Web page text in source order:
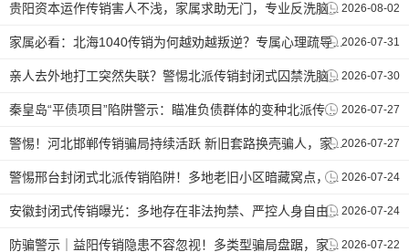
贵阳资本运作传销害人不浅，家属求助无门，专业反洗脑打破思想牢笼。【反传销救助中心】 2026-08-02
家属必看：北海1040传销为何越劝越叛逆？专属心理疏导破解洗脑死循环 。【反传销救助中心】2026-07-31
亲人去外地打工突然失联？警惕北派传销封闭式囚禁洗脑陷阱。【反传销救助中心】 2026-07-30
秦皇岛“平债项目”陷阱警示：瞄准负债群体的变种北派传销，劝说难度不容小觑.【反传销救助中心】 2026-07-27
警惕！河北邯郸传销骗局持续活跃 新旧套路换壳骗人，家属解救方式科普。【反传销救助中心】2026-07-27
警惕邢台封闭式北派传销陷阱！多地老旧小区暗藏窝点，谨防亲友被软禁洗脑 。【反传销救助中心】 2026-07-24
安徽封闭式传销曝光：多地存在非法拘禁、严控人身自由的北派黑窝点。【反传销救助中心】 2026-07-24
防骗警示｜益阳传销隐患不容忽视！多类型骗局盘踞，家属务必提高警惕。【反传销救助中心】 2026-07-22